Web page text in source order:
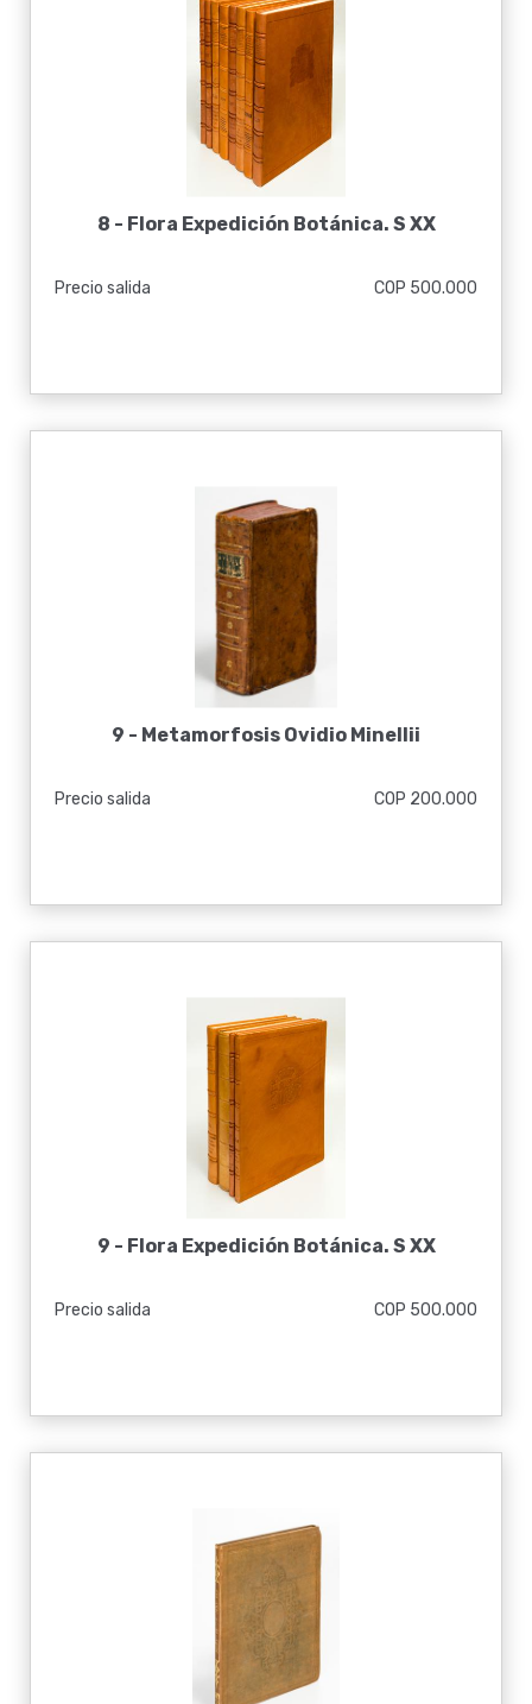
8 - Flora Expedición Botánica. S XX
Precio salida COP 500.000
9 - Metamorfosis Ovidio Minellii
Precio salida COP 200.000
9 - Flora Expedición Botánica. S XX
Precio salida COP 500.000